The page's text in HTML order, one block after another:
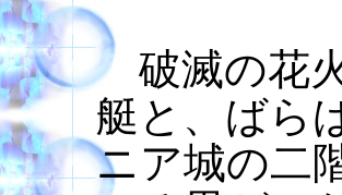
破滅の花火
艇と、ばら
ニア城の二